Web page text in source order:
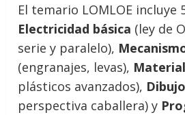
El temario LOMLOE incluye
Electricidad básica (ley de
serie y paralelo),
(engranajes, levas),
plásticos avanzados),
perspectiva caballera) y